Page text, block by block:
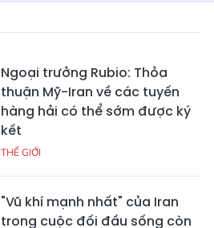
Ngoại trưởng Rubio: Thỏa
thuận Mỹ-Iran về các tuyến
hàng hải có thể sớm được ký
kết
THẾ GIỚI
"Vũ khí mạnh nhất" của Iran
trong cuộc đối đầu sống còn